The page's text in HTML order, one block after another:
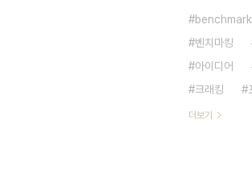
benchmark
벤치마킹
아이디어
크래킹
더보기